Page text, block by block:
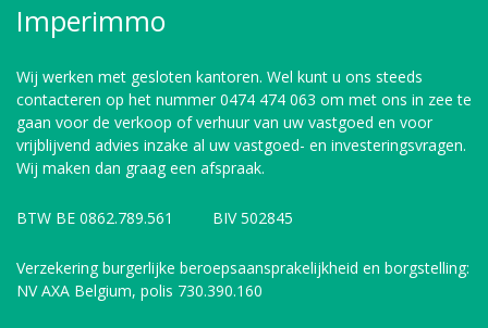
Imperimmo
Wij werken met gesloten kantoren. Wel kunt u ons steeds
contacteren op het nummer 0474 474 063 om met ons in zee te
gaan voor de verkoop of verhuur van uw vastgoed en voor
vrijblijvend advies inzake al uw vastgoed- en investeringsvragen.
Wij maken dan graag een afspraak.
BTW BE 0862.789.561 BIV 502845
Verzekering burgerlijke beroepsaansprakelijkheid en borgstelling:
NV AXA Belgium, polis 730.390.160